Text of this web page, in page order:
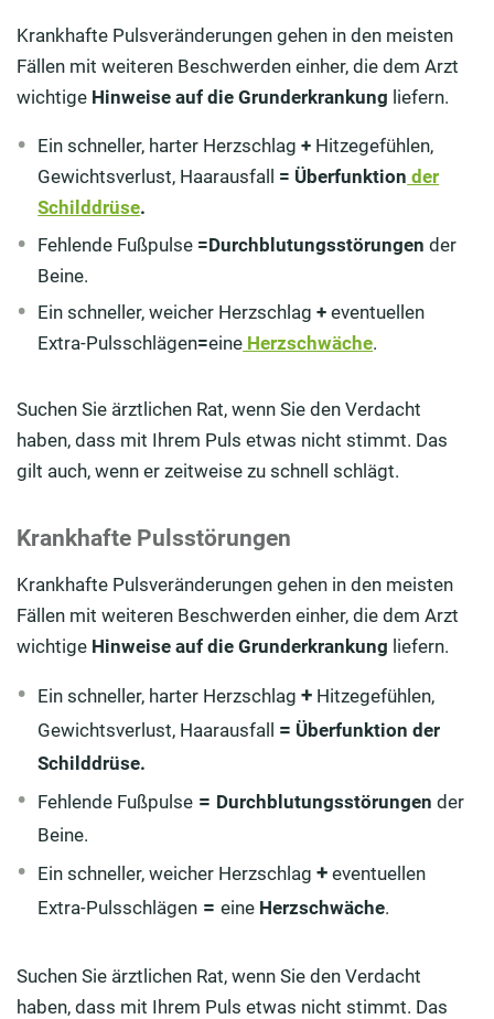
Krankhafte Pulsveränderungen gehen in den meisten
Fällen mit weiteren Beschwerden einher, die dem Arzt
wichtige Hinweise auf die Grunderkrankung liefern.
Ein schneller, harter Herzschlag+ Hitzegefühlen,
Gewichtsverlust, Haarausfall = Überfunktion der
Schilddrüse.
Fehlende Fußpulse =Durchblutungsstörungen der
Beine.
Ein schneller, weicher Herzschlag+ eventuellen
Extra-Pulsschlägen=eine Herzschwäche.
Suchen Sie ärztlichen Rat, wenn Sie den Verdacht
haben, dass mit Ihrem Puls etwas nicht stimmt. Das
gilt auch, wenn er zeitweise zu schnell schlägt.
Krankhafte Pulsstörungen
Krankhafte Pulsveränderungen gehen in den meisten
Fällen mit weiteren Beschwerden einher, die dem Arzt
wichtige Hinweise auf die Grunderkrankung liefern.
Ein schneller, harter Herzschlag+ Hitzegefühlen,
Gewichtsverlust, Haarausfall = Überfunktion der
Schilddrüse.
Fehlende Fußpulse = Durchblutungsstörungen der
Beine.
Ein schneller, weicher Herzschlag+ eventuellen
Extra-Pulsschlägen = eine Herzschwäche.
Suchen Sie ärztlichen Rat, wenn Sie den Verdacht
haben, dass mit Ihrem Puls etwas nicht stimmt. Das